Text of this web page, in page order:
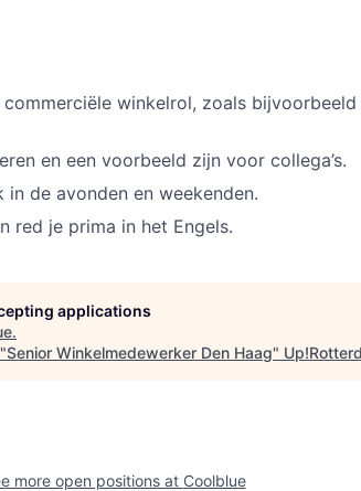
winkelrol, zoals bijvoorbeeld
en een voorbeeld zijn voor collega’s.
de avonden en weekenden.
red je prima in het Engels.
applications
.
Senior Winkelmedewerker Den Haag"
more open positions at Coolblue